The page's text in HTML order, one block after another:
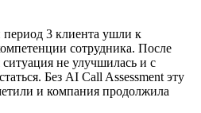
период 3 клиента ушли к
сотрудника. После
не улучшилась и с
Без AI Call Assessment эту
и компания продолжила